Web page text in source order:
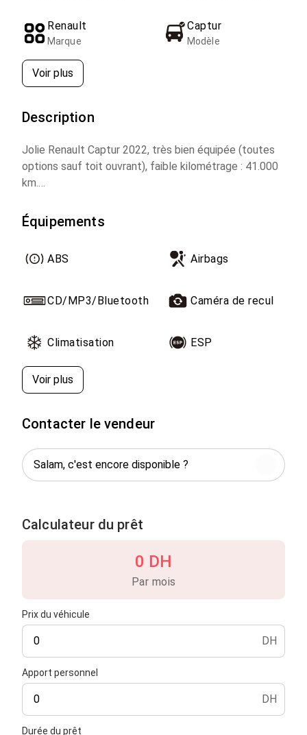
Renault
Marque
Captur
Modèle
Voir plus
Description
Jolie Renault Captur 2022, très bien équipée (toutes
options sauf toit ouvrant), faible kilométrage : 41.000
km.
entretenue et en excellent état.
Je la vends pour cause de déménagement.
Équipements
ABS Airbags
CD/MP3/Bluetooth Caméra de recul
Climatisation ESP
Voir plus
Contacter le vendeur
Calculateur du prêt
Prix du véhicule
DH
Apport personnel
DH
Durée du prêt
0 DH
Par mois